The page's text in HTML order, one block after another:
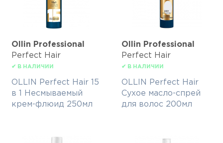
Ollin Professional
Perfect Hair
✔ В НАЛИЧИИ
OLLIN Perfect Hair 15
в 1 Несмываемый
крем-флюид 250мл
Ollin Professional
Perfect Hair
✔ В НАЛИЧИИ
OLLIN Perfect Hair
Сухое масло-спрей
для волос 200мл